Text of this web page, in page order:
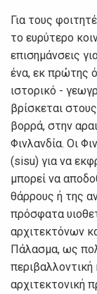
Για τους
το ευρύτερο
επισημάνσεις
ένα, εκ πρώτης
ιστορικό -
βρίσκεται
βορρά, στην
Φινλανδία. Οι
(sisu) για να
μπορεί να
θάρρους ή της
πρόσφατα
αρχιτεκτόνων
Πάλασμα, ως
αρχιτεκτονική